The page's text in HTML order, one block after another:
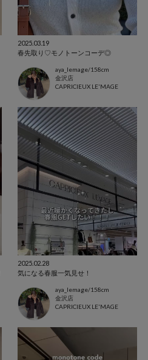
2025.03.19
春先取り♡モノトーンコーデ◎
aya_lemage/158cm
金沢店
CAPRICIEUX LE'MAGE
2025.02.28
気になる春服一気見せ！
aya_lemage/158cm
金沢店
CAPRICIEUX LE'MAGE